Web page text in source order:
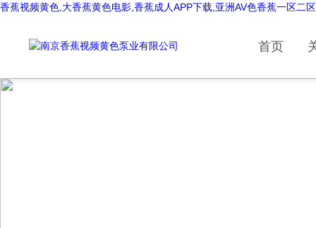
香蕉视频黄色,大香蕉黄色电影,香蕉成人APP下载,亚洲AV色香蕉一区二
首页